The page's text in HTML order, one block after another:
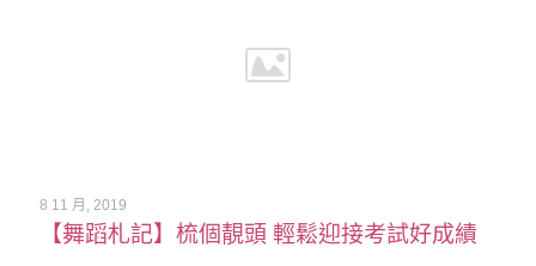
8 11 月, 2019
【舞蹈札記】梳個靚頭 輕鬆迎接考試好成績